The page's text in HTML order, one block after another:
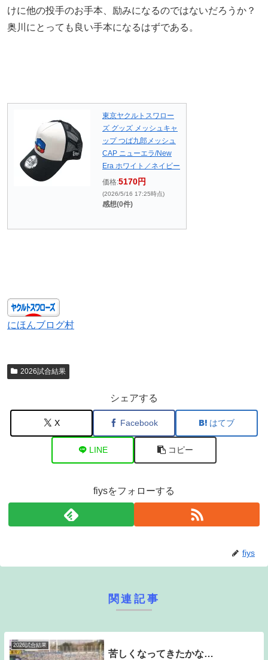
けに他の投手のお手本、励みになるのではないだろうか？
奥川にとっても良い手本になるはずである。
東京ヤクルトスワロー
ズ グッズ メッシュキャ
ップ つば九郎メッシュ
CAP ニューエラ/New
Era ホワイト／ネイビー
価格:5170円
(2026/5/16 17:25時点)
感想(0件)
にほんブログ村
2026試合結果
シェアする
X Facebook はてブ
LINE コピー
fiysをフォローする
fiys
関連記事
2026試合結果
苦しくなってきたかな…